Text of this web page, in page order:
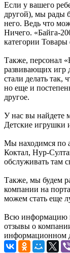
Если у вашего
другой), мы рады
него. Ведь что
Ничего. «Байга-
категории Товары
Также, персонал
развивающих игр
стали делать так,
но еще и
другое.
У нас вы найдете
Детские игрушки
Мы находимся по
Коктал, Нур-
обслуживать там
Также, мы будем
компании на
можем стать еще
Всю информацию
отзывы о
информационном